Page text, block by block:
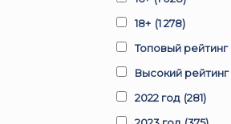
18+ (1 278)
Топовый рейтинг
Высокий рейтинг
2022 год (281)